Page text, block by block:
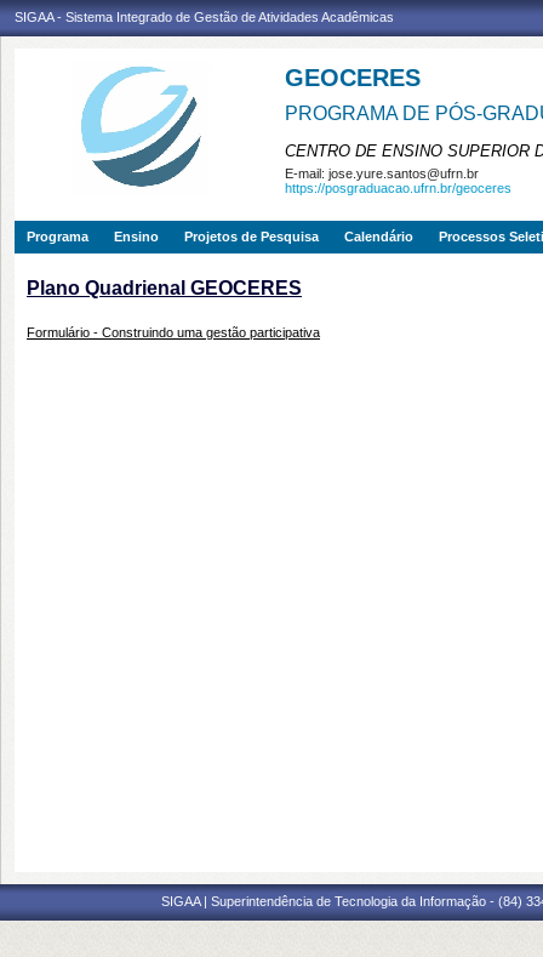
SIGAA - Sistema Integrado de Gestão de Atividades Acadêmicas
GEOCERES
PROGRAMA DE PÓS-
CENTRO DE ENSINO SUPERIOR
E-mail: jose.yure.santos@ufrn.br
https://posgraduacao.ufrn.br/geoceres
Programa Ensino Projetos de Pesquisa Calendário Processos
Plano Quadrienal GEOCERES
Formulário - Construindo uma gestão participativa
SIGAA | Superintendência de Tecnologia da Informação - (84)